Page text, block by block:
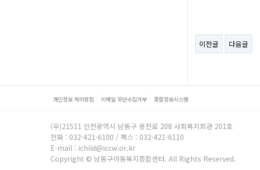
이전글 다음글
개인정보 처리방침 이메일 무단수집거부 종합정보시스템
(우)21511 인천광역시 남동구 용천로 208 사회복지회관 201호
전화 : 032-421-6100 / 팩스 : 032-421-6110
E-mail : ichild@iccw.or.kr
Copyright © 남동구아동복지종합센터. All Rights Reserved.